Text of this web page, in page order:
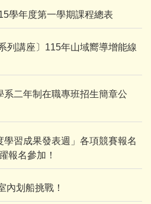
學年度第一學期課程總表
列講座〕115年山域嚮導增能線
系二年制在職專班招生簡章公
習成果發表週」各項競賽報名
報名參加！
內划船挑戰！